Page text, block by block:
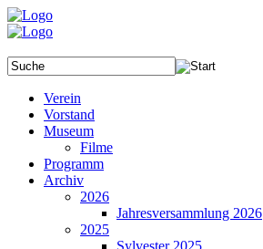
Verein
Vorstand
Museum
Filme
Programm
Archiv
2026
Jahresversammlung 2026
2025
Sylvester 2025